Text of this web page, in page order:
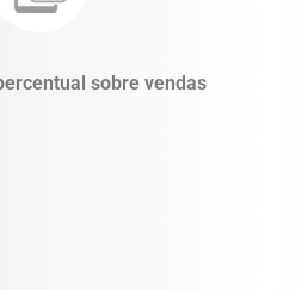
sobre vendas
dos nossos clientes com